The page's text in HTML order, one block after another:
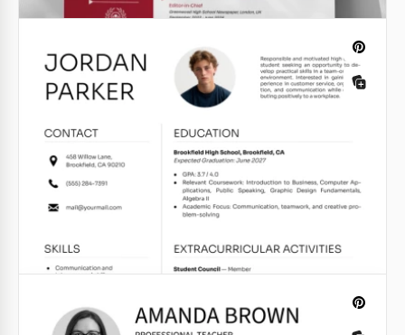
ATS-Freundliches Software-Entwickler-
Lebenslaufvorlageninhalt
Google Docs
ATS Kompatibles Resume-Vorlagen für
digitale Marketing-Spezialisten
Unser kostenloser, ATS-freundlicher
der heutigen automatisierten Umgebung.
Harvard Lebenslauf